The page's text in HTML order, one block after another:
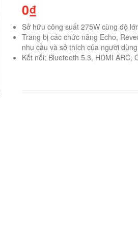
0₫
Sở hữu công suất 275W cùng độ
Trang bị các chức năng Echo,
nhu cầu và sở thích của người
Kết nối: Bluetooth 5.3, HDMI ARC,